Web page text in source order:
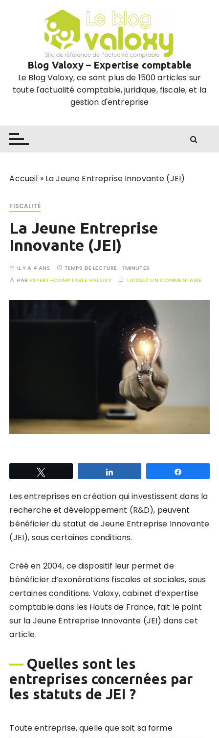
Blog Valoxy – Expertise comptable
Le Blog Valoxy, ce sont plus de 1500 articles sur
toute l'actualité comptable, juridique, fiscale, et la
gestion d'entreprise
Accueil » La Jeune Entreprise Innovante (JEI)
FISCALITÉ
La Jeune Entreprise
Innovante (JEI)
IL Y A 4 ANS TEMPS DE LECTURE : 7MINUTES
PAREXPERT-COMPTABLE VALOXY LAISSEZ UN COMMENTAIRE
Les entreprises en création qui investissent dans la
recherche et développement (R&D), peuvent
bénéficier du statut de Jeune Entreprise Innovante
(JEI), sous certaines conditions.
Créé en 2004, ce dispositif leur permet de
bénéficier d’exonérations fiscales et sociales, sous
certaines conditions. Valoxy, cabinet d’expertise
comptable dans les Hauts de France, fait le point
sur la Jeune Entreprise Innovante (JEI) dans cet
article.
— Quelles sont les
entreprises concernées par
les statuts de JEI ?
Toute entreprise, quelle que soit sa forme